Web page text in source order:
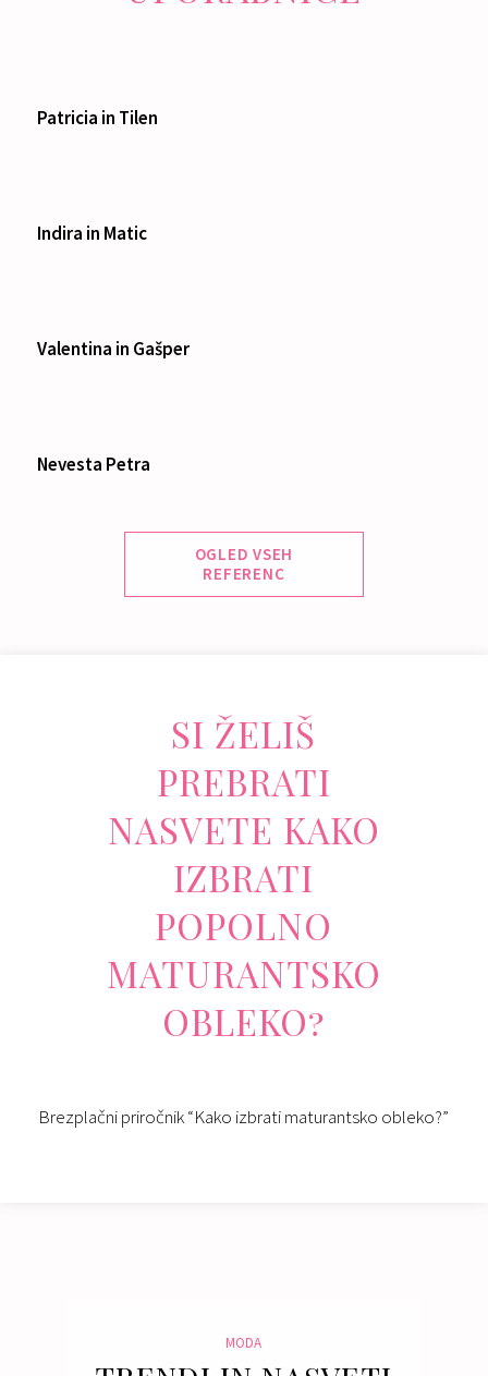
Patricia in Tilen
Indira in Matic
Valentina in Gašper
Nevesta Petra
OGLED VSEH
REFERENC
SI ŽELIŠ
PREBRATI
NASVETE KAKO
IZBRATI
POPOLNO
MATURANTSKO
OBLEKO?
Brezplačni priročnik “Kako izbrati maturantsko obleko?”
MODA